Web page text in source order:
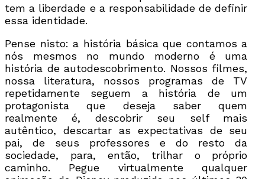
tem a liberdade e a responsabilidade de definir
essa identidade.
Pense nisto: a história básica que contamos a
nós mesmos no mundo moderno é uma
história de autodescobrimento. Nossos filmes,
nossa literatura, nossos programas de TV
repetidamente seguem a história de um
protagonista que deseja saber quem
realmente é, descobrir seu self mais
autêntico, descartar as expectativas de seu
pai, de seus professores e do resto da
sociedade, para, então, trilhar o próprio
caminho. Pegue virtualmente qualquer